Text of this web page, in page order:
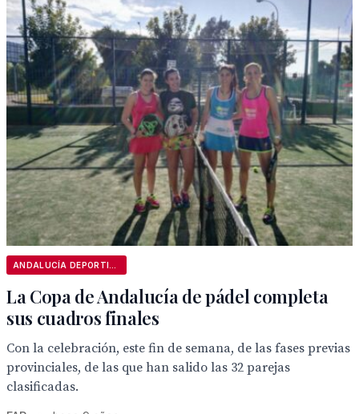
La Copa de Andalucía de pádel completa
sus cuadros finales
Con la celebración, este fin de semana, de las fases previas
provinciales, de las que han salido las 32 parejas
clasificadas.